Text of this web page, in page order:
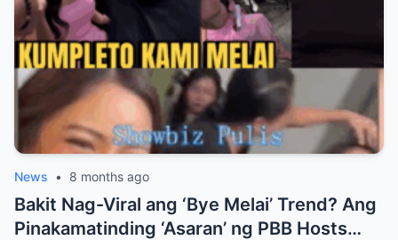
News • 8 months ago
Bakit Nag-Viral ang ‘Bye Melai’ Trend? Ang
Pinakamatinding ‘Asaran’ ng PBB Hosts